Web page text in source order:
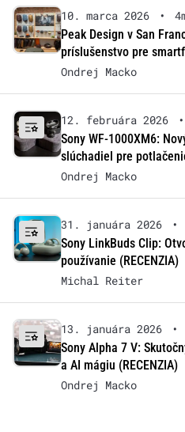
10. marca 2026 •
Peak Design v San
príslušenstvo pre
Ondrej Macko
12. februára 2026 •
Sony WF-1000XM6:
slúchadiel pre
Ondrej Macko
31. januára 2026 •
Sony LinkBuds Clip:
používanie (RECENZIA)
Michal Reiter
13. januára 2026 •
Sony Alpha 7 V:
a AI mágiu (RECENZIA)
Ondrej Macko